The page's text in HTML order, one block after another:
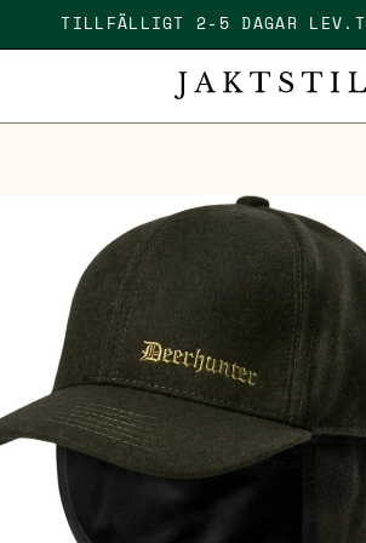
TILLFÄLLIGT 2-5 DAGAR